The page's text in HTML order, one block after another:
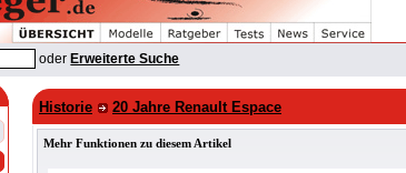
oder Erweiterte Suche
Historie 20 Jahre Renault Espace
Mehr Funktionen zu diesem Artikel